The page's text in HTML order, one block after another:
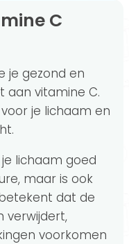
je gezond en
aan vitamine C.
je lichaam en
lichaam goed
maar is ook
dat de
verwijdert,
voorkomen